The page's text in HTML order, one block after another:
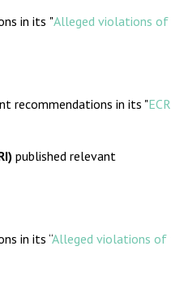
in its "Alleged violations
recommendations in its "
published relevant
in its “Alleged violations of